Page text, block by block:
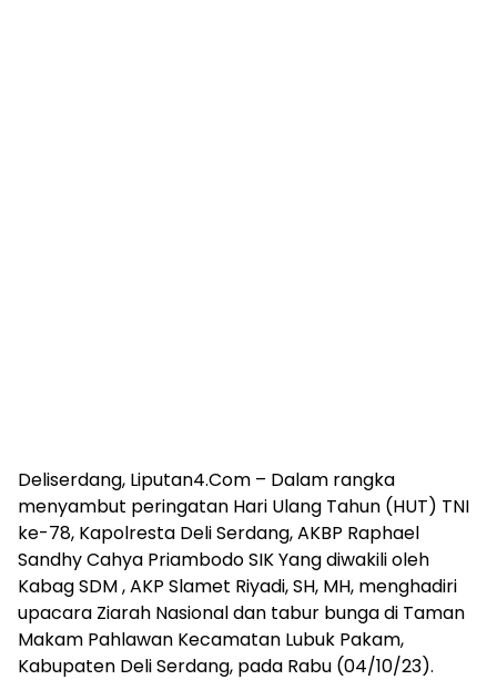
Deliserdang, Liputan4.Com – Dalam rangka
menyambut peringatan Hari Ulang Tahun (HUT) TNI
ke-78, Kapolresta Deli Serdang, AKBP Raphael
Sandhy Cahya Priambodo SIK Yang diwakili oleh
Kabag SDM , AKP Slamet Riyadi, SH, MH, menghadiri
upacara Ziarah Nasional dan tabur bunga di Taman
Makam Pahlawan Kecamatan Lubuk Pakam,
Kabupaten Deli Serdang, pada Rabu (04/10/23).